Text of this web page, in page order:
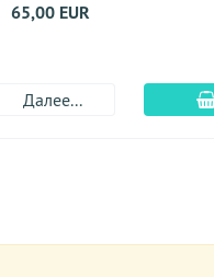
65,00 EUR
Далее...